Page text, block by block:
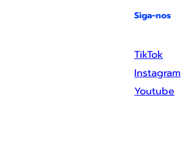
Siga-nos
TikTok
Instagram
Youtube